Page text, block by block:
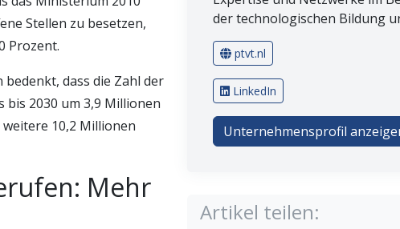
Stellen zu besetzen,
Prozent.
dass die Zahl der
bis 2030 um 3,9 Millionen
10,2 Millionen
Mehr
der technologischen Bildung
ptvt.nl
LinkedIn
Unternehmensprofil
Artikel teilen: